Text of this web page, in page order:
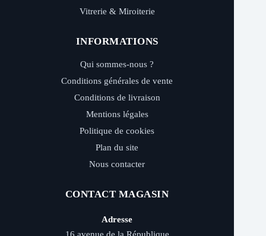
Vitrerie & Miroiterie
INFORMATIONS
Qui sommes-nous ?
Conditions générales de vente
Conditions de livraison
Mentions légales
Politique de cookies
Plan du site
Nous contacter
CONTACT MAGASIN
Adresse